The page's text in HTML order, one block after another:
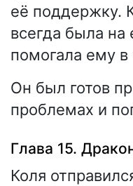
её поддержку.
всегда была на
помогала ему
Он был готов
проблемах и
Глава 15.
Коля